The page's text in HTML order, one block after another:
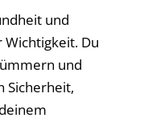
und
Du
und
Sicherheit,